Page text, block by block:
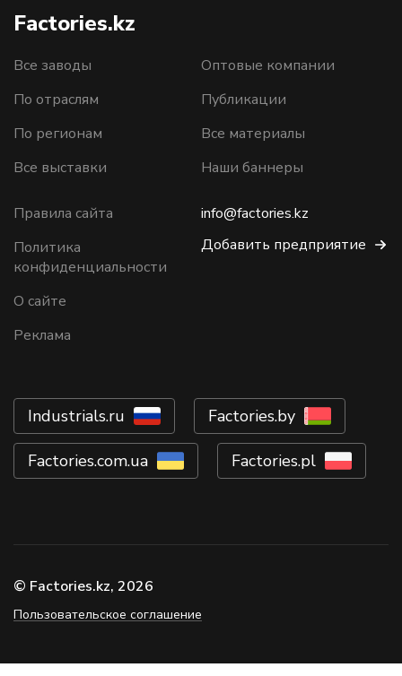
Factories.kz
Все заводы
По отраслям
По регионам
Все выставки
Оптовые компании
Публикации
Все материалы
Наши баннеры
Правила сайта
Политика
конфиденциальности
О сайте
Реклама
info@factories.kz
Добавить предприятие
Industrials.ru Factories.by
Factories.com.ua Factories.pl
© Factories.kz, 2026
Пользовательское соглашение